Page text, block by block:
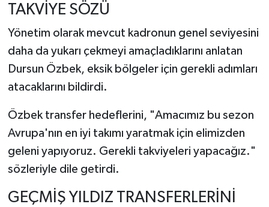
TAKVİYE SÖZÜ
Yönetim olarak mevcut kadronun genel seviyesini
daha da yukarı çekmeyi amaçladıklarını anlatan
Dursun Özbek, eksik bölgeler için gerekli adımları
atacaklarını bildirdi.
Özbek transfer hedeflerini, "Amacımız bu sezon
Avrupa'nın en iyi takımı yaratmak için elimizden
geleni yapıyoruz. Gerekli takviyeleri yapacağız."
sözleriyle dile getirdi.
GEÇMİŞ YILDIZ TRANSFERLERİNİ